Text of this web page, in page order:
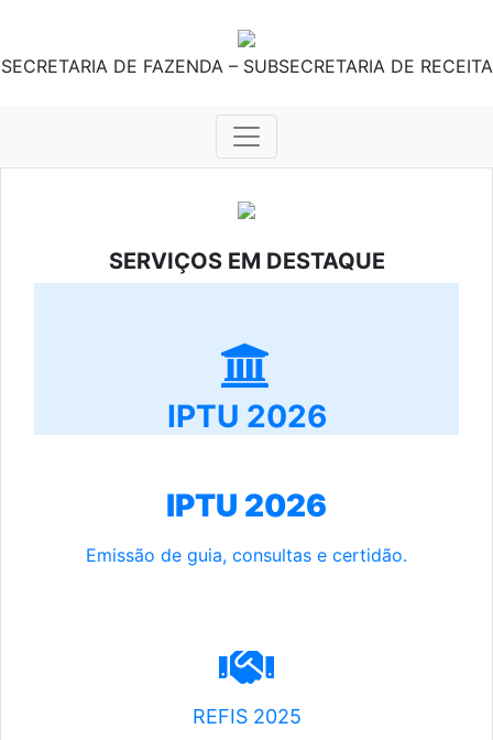
SECRETARIA DE FAZENDA – SUBSECRETARIA DE RECEITA
SERVIÇOS EM DESTAQUE
IPTU 2026
IPTU 2026
Emissão de guia, consultas e certidão.
REFIS 2025